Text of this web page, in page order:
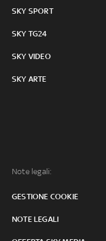
SKY SPORT
SKY TG24
SKY VIDEO
SKY ARTE
Note legali:
GESTIONE COOKIE
NOTE LEGALI